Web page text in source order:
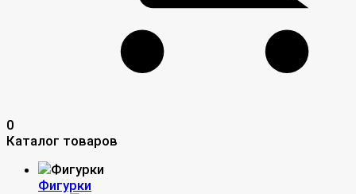
0
Каталог товаров
Фигурки